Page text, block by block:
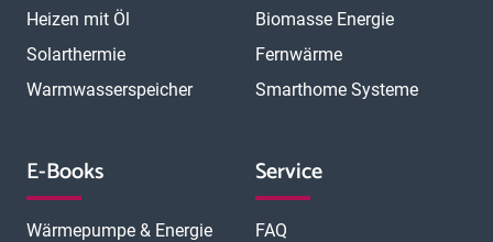
Heizen mit Öl
Solarthermie
Warmwasserspeicher
Biomasse Energie
Fernwärme
Smarthome Systeme
E-Books
Wärmepumpe & Energie
Service
FAQ